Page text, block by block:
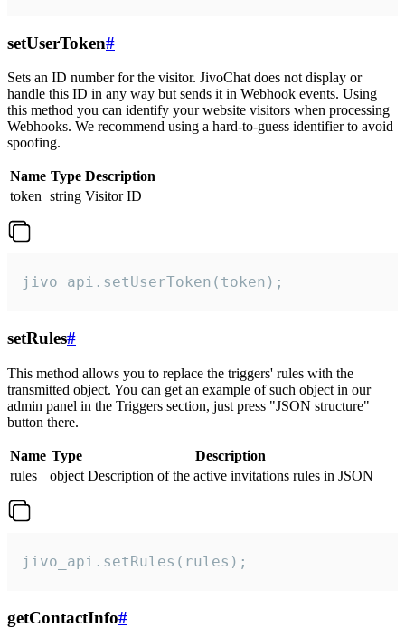
setUserToken#
Sets an ID number for the visitor. JivoChat does not display or
handle this ID in any way but sends it in Webhook events. Using
this method you can identify your website visitors when processing
Webhooks. We recommend using a hard-to-guess identifier to avoid
spoofing.
Name Type Description
token string Visitor ID
jivo_api.setUserToken(token);
setRules#
This method allows you to replace the triggers' rules with the
transmitted object. You can get an example of such object in our
admin panel in the Triggers section, just press "JSON structure"
button there.
Name Type
Description
rules
object Description of the active invitations rules in JSON
jivo_api.setRules(rules);
getContactInfo#